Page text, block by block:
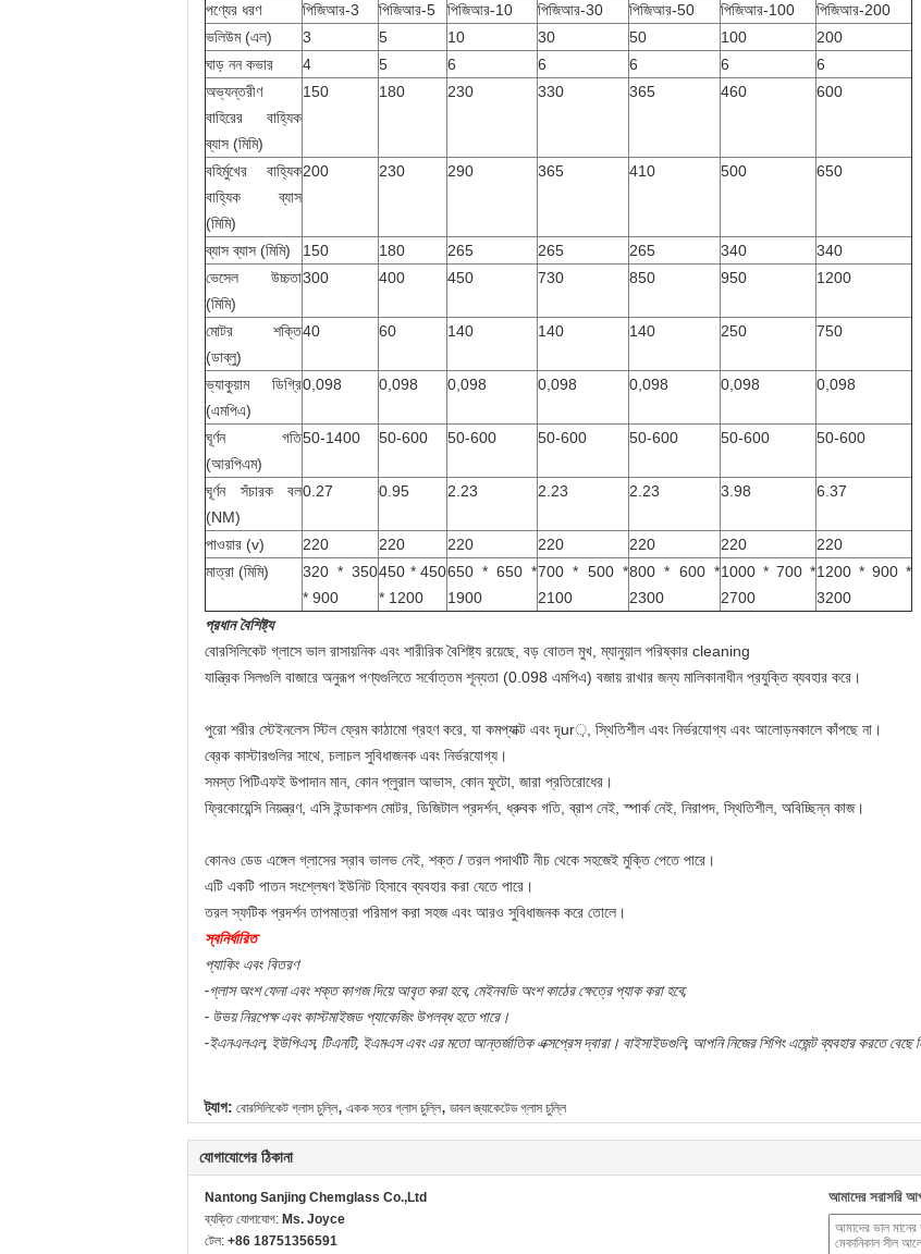
পণ্যের ধরণ
পিজিআর-3 পিজিআর-5 পিজিআর-10 পিজিআর-30 পিজিআর-50 পিজিআর-100
পিজিআর-200
ভলিউম (এল)
3 5 10 30 50 100
200
ঘাড় নন কভার
4 5 6 6 6 6
6
অভ্যন্তরীণ
বাহিরের বাহ্যিক
ব্যাস (মিমি)
150 180 230 330 365 460 600
বহির্মুখের বাহ্যিক
বাহ্যিক ব্যাস
(মিমি)
200 230 290 365 410 500 650
ব্যাস ব্যাস (মিমি) 150 180 265 265 265 340
340
ভেসেল উচ্চতা
(মিমি)
300 400 450 730 850 950 1200
মোটর শক্তি
(ডাব্লু)
40 60 140 140 140 250 750
ভ্যাকুয়াম ডিগ্রি
(এমপিএ)
0,098 0,098 0,098 0,098 0,098 0,098 0,098
ঘূর্ণন গতি
(আরপিএম)
50-1400 50-600 50-600 50-600 50-600 50-600 50-600
ঘূর্ণন সঁচারক বল
(NM)
0.27 0.95 2.23 2.23 2.23 3.98 6.37
পাওয়ার (v) 220 220 220 220 220 220
220
মাত্রা (মিমি)
320 * 350
* 900
450 * 450
* 1200
650 * 650 *
1900
700 * 500 *
2100
800 * 600 *
2300
1000 * 700 *
2700
1200 * 900 *
3200
প্রধান বৈশিষ্ট্য
বোরসিলিকেট গ্লাসে ভাল রাসায়নিক এবং শারীরিক বৈশিষ্ট্য রয়েছে, বড় বোতল মুখ, ম্যানুয়াল পরিষ্কার cleaning
যান্ত্রিক সিলগুলি বাজারে অনুরূপ পণ্যগুলিতে সর্বোত্তম শূন্যতা (0.098 এমপিএ) বজায় রাখার জন্য মালিকানাধীন প্রযুক্তি ব্যবহার করে।
পুরো শরীর স্টেইনলেস স্টিল ফ্রেম কাঠামো গ্রহণ করে, যা কমপ্যাক্ট এবং দৃur়, স্থিতিশীল এবং নির্ভরযোগ্য এবং আলোড়নকালে কাঁপছে না।
ব্রেক কাস্টারগুলির সাথে, চলাচল সুবিধাজনক এবং নির্ভরযোগ্য।
সমস্ত পিটিএফই উপাদান মান, কোন প্লুরাল আভাস, কোন ফুটো, জারা প্রতিরোধের।
ফ্রিকোয়েন্সি নিয়ন্ত্রণ, এসি ইন্ডাকশন মোটর, ডিজিটাল প্রদর্শন, ধ্রুবক গতি, ব্রাশ নেই, স্পার্ক নেই, নিরাপদ, স্থিতিশীল, অবিচ্ছিন্ন কাজ।
কোনও ডেড এঙ্গেল গ্লাসের স্রাব ভালভ নেই, শক্ত / তরল পদার্থটি নীচ থেকে সহজেই মুক্তি পেতে পারে।
এটি একটি পাতন সংশ্লেষণ ইউনিট হিসাবে ব্যবহার করা যেতে পারে।
তরল স্ফটিক প্রদর্শন তাপমাত্রা পরিমাপ করা সহজ এবং আরও সুবিধাজনক করে তোলে।
স্বনির্ধারিত
প্যাকিং এবং বিতরণ
-গ্লাস অংশ ফেনা এবং শক্ত কাগজ দিয়ে আবৃত করা হবে, মেইনবডি অংশ কাঠের ক্ষেত্রে প্যাক করা হবে;
- উভয় নিরপেক্ষ এবং কাস্টমাইজড প্যাকেজিং উপলব্ধ হতে পারে।
-ইএনএলএল, ইউপিএস, টিএনটি, ইএমএস এবং এর মতো আন্তর্জাতিক এক্সপ্রেস দ্বারা। বাইসাইডগুলি, আপনি নিজের শিপিং এজেন্ট ব্যবহার করতে বেছে
ট্যাগ: বোরসিলিকেট গ্লাস চুল্লি, একক স্তর গ্লাস চুল্লি, ডাবল জ্যাকেটেড গ্লাস চুল্লি
যোগাযোগের ঠিকানা
Nantong Sanjing Chemglass Co.,Ltd
ব্যক্তি যোগাযোগ: Ms. Joyce
টেল: +86 18751356591
আমাদের সরাসরি